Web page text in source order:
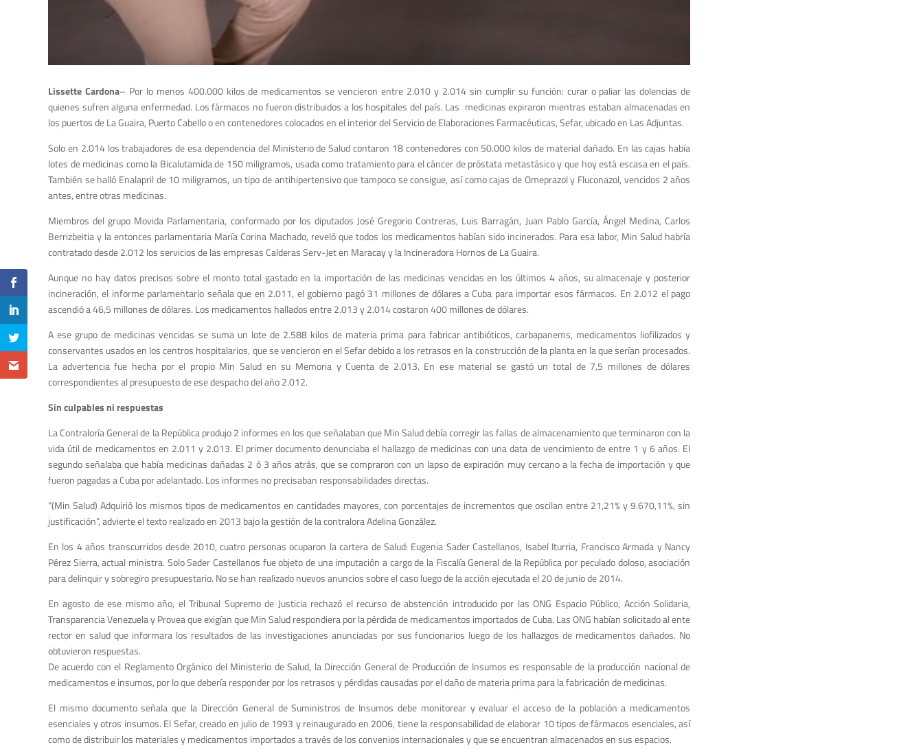
Lissette Cardona– Por lo menos 400.000 kilos de medicamentos se vencieron entre 2.010 y 2.014 sin cumplir su función: curar o paliar las dolencias de
quienes sufren alguna enfermedad. Los fármacos no fueron distribuidos a los hospitales del país. Las medicinas expiraron mientras estaban almacenadas en
los puertos de La Guaira, Puerto Cabello o en contenedores colocados en el interior del Servicio de Elaboraciones Farmacéuticas, Sefar, ubicado en Las Adjuntas.
Solo en 2.014 los trabajadores de esa dependencia del Ministerio de Salud contaron 18 contenedores con 50.000 kilos de material dañado. En las cajas había
lotes de medicinas como la Bicalutamida de 150 miligramos, usada como tratamiento para el cáncer de próstata metastásico y que hoy está escasa en el país.
También se halló Enalapril de 10 miligramos, un tipo de antihipertensivo que tampoco se consigue, así como cajas de Omeprazol y Fluconazol, vencidos 2 años
antes, entre otras medicinas.
Miembros del grupo Movida Parlamentaria, conformado por los diputados José Gregorio Contreras, Luis Barragán, Juan Pablo García, Ángel Medina, Carlos
Berrizbeitia y la entonces parlamentaria María Corina Machado, reveló que todos los medicamentos habían sido incinerados. Para esa labor, Min Salud habría
contratado desde 2.012 los servicios de las empresas Calderas Serv-Jet en Maracay y la Incineradora Hornos de La Guaira.
Aunque no hay datos precisos sobre el monto total gastado en la importación de las medicinas vencidas en los últimos 4 años, su almacenaje y posterior
incineración, el informe parlamentario señala que en 2.011, el gobierno pagó 31 millones de dólares a Cuba para importar esos fármacos. En 2.012 el pago
ascendió a 46,5 millones de dólares. Los medicamentos hallados entre 2.013 y 2.014 costaron 400 millones de dólares.
A ese grupo de medicinas vencidas se suma un lote de 2.588 kilos de materia prima para fabricar antibióticos, carbapanems, medicamentos liofilizados y
conservantes usados en los centros hospitalarios, que se vencieron en el Sefar debido a los retrasos en la construcción de la planta en la que serían procesados.
La advertencia fue hecha por el propio Min Salud en su Memoria y Cuenta de 2.013. En ese material se gastó un total de 7,5 millones de dólares
correspondientes al presupuesto de ese despacho del año 2.012.
Sin culpables ni respuestas
La Contraloría General de la República produjo 2 informes en los que señalaban que Min Salud debía corregir las fallas de almacenamiento que terminaron con la
vida útil de medicamentos en 2.011 y 2.013. El primer documento denunciaba el hallazgo de medicinas con una data de vencimiento de entre 1 y 6 años. El
segundo señalaba que había medicinas dañadas 2 ó 3 años atrás, que se compraron con un lapso de expiración muy cercano a la fecha de importación y que
fueron pagadas a Cuba por adelantado. Los informes no precisaban responsabilidades directas.
“(Min Salud) Adquirió los mismos tipos de medicamentos en cantidades mayores, con porcentajes de incrementos que oscilan entre 21,21% y 9.670,11%, sin
justificación”, advierte el texto realizado en 2013 bajo la gestión de la contralora Adelina González.
En los 4 años transcurridos desde 2010, cuatro personas ocuparon la cartera de Salud: Eugenia Sader Castellanos, Isabel Iturria, Francisco Armada y Nancy
Pérez Sierra, actual ministra. Solo Sader Castellanos fue objeto de una imputación a cargo de la Fiscalía General de la República por peculado doloso, asociación
para delinquir y sobregiro presupuestario. No se han realizado nuevos anuncios sobre el caso luego de la acción ejecutada el 20 de junio de 2014.
En agosto de ese mismo año, el Tribunal Supremo de Justicia rechazó el recurso de abstención introducido por las ONG Espacio Público, Acción Solidaria,
Transparencia Venezuela y Provea que exigían que Min Salud respondiera por la pérdida de medicamentos importados de Cuba. Las ONG habían solicitado al ente
rector en salud que informara los resultados de las investigaciones anunciadas por sus funcionarios luego de los hallazgos de medicamentos dañados. No
obtuvieron respuestas.
De acuerdo con el Reglamento Orgánico del Ministerio de Salud, la Dirección General de Producción de Insumos es responsable de la producción nacional de
medicamentos e insumos, por lo que debería responder por los retrasos y pérdidas causadas por el daño de materia prima para la fabricación de medicinas.
El mismo documento señala que la Dirección General de Suministros de Insumos debe monitorear y evaluar el acceso de la población a medicamentos
esenciales y otros insumos. El Sefar, creado en julio de 1993 y reinaugurado en 2006, tiene la responsabilidad de elaborar 10 tipos de fármacos esenciales, así
como de distribuir los materiales y medicamentos importados a través de los convenios internacionales y que se encuentran almacenados en sus espacios.